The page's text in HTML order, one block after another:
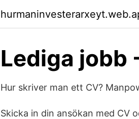
Lediga jobb
Hur skriver man ett CV?
Skicka in din ansökan med CV